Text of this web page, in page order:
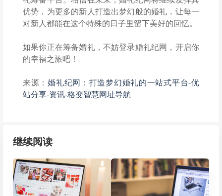
优势，为更多的新人打造出梦幻般的婚礼，让每一
对新人都能在这个特殊的日子里留下美好的回忆。
如果你正在筹备婚礼，不妨登录婚礼纪网，开启你
的幸福之旅吧！
来源：婚礼纪网：打造梦幻婚礼的一站式平台-优
站分享-资讯-格变智慧网址导航
继续阅读